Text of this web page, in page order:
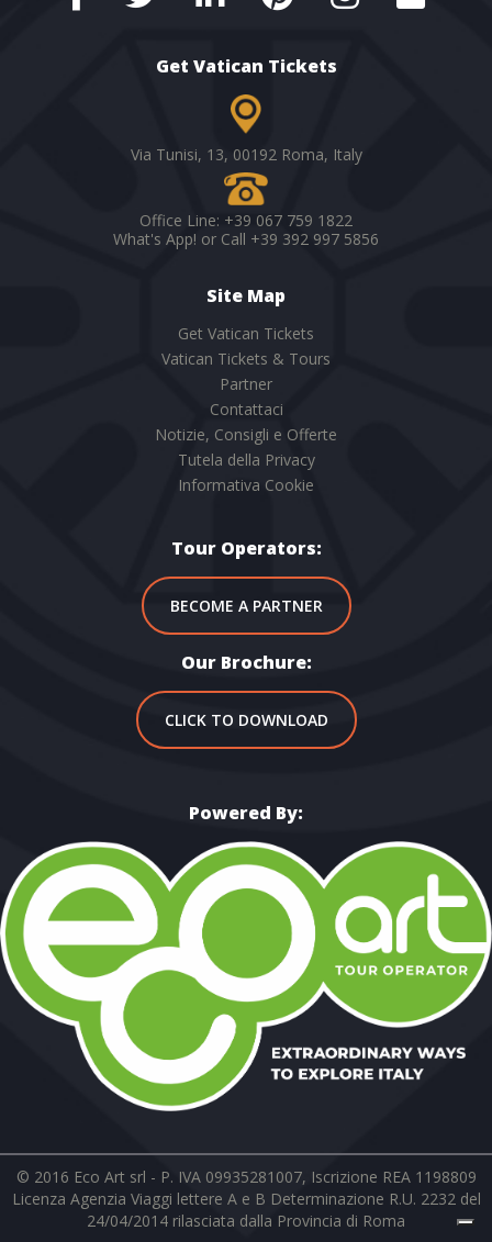
Get Vatican Tickets
Via Tunisi, 13, 00192 Roma, Italy
Office Line: +39 067 759 1822
What's App! or Call +39 392 997 5856
Site Map
Get Vatican Tickets
Vatican Tickets & Tours
Partner
Contattaci
Notizie, Consigli e Offerte
Tutela della Privacy
Informativa Cookie
Tour Operators:
BECOME A PARTNER
Our Brochure:
CLICK TO DOWNLOAD
Powered By:
© 2016 Eco Art srl - P. IVA 09935281007, Iscrizione REA 1198809
Licenza Agenzia Viaggi lettere A e B Determinazione R.U. 2232 del
24/04/2014 rilasciata dalla Provincia di Roma